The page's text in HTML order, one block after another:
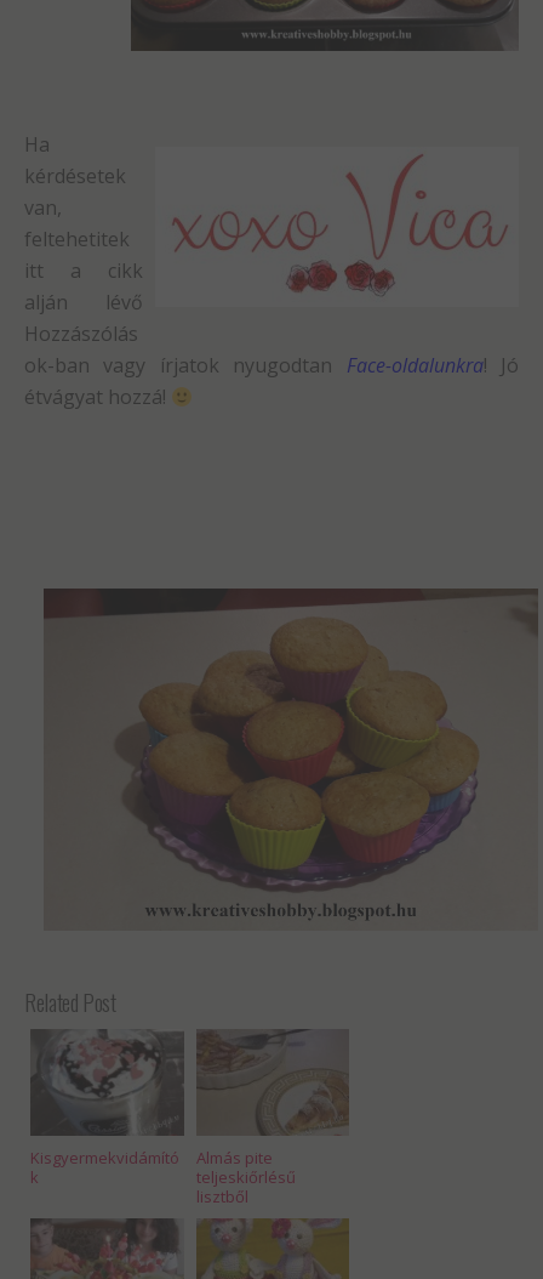
Ha
kérdésetek
van,
feltehetitek
itt a cikk
alján lévő
Hozzászólás
ok-ban vagy írjatok nyugodtan
Face-oldalunkra! Jó
étvágyat hozzá!
Related Post
Kisgyermekvidámító
k
Almás pite
teljeskiőrlésű
lisztből